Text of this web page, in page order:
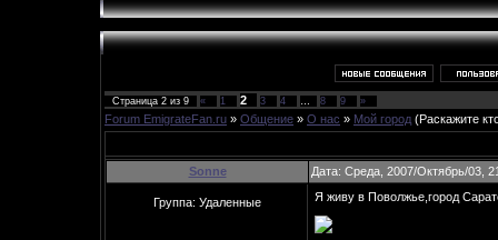
Страница 2 из 9 « 1 2 3 4 … 8 9 »
Forum EmigrateFan.ru » Общение » О нас » Мой город (Раскажите
Sonne Дата: Среда, 2007/Октябрь/03,
Группа: Удаленные Я живу в Поволжье,город